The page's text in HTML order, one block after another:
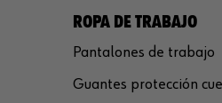
ROPA DE TRABAJO
Pantalones de trabajo
Guantes protección